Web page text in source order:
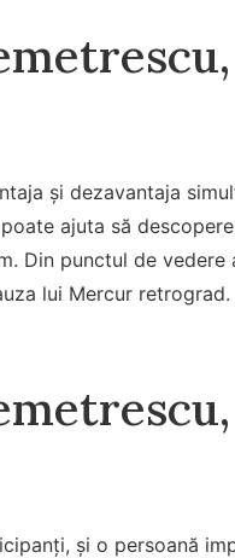
și dezavantaja
ajuta să
Din punctul de vedere
lui Mercur retrograd.
și o persoană